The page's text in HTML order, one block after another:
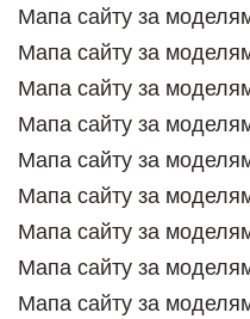
Мапа сайту за
Мапа сайту за
Мапа сайту за
Мапа сайту за
Мапа сайту за
Мапа сайту за
Мапа сайту за
Мапа сайту за
Мапа сайту за